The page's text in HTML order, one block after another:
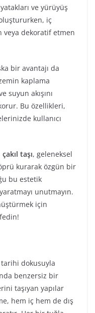
ve yürüyüş
iç
veya dekoratif etmen
bir avantajı da
kaplama
suyun akışını
Bu özellikleri,
kullanıcı
çakıl taşı, geleneksel
kurarak özgün bir
bu estetik
unutmayın.
için
dokusuyla
benzersiz bir
taşıyan yapılar
hem iç hem de dış